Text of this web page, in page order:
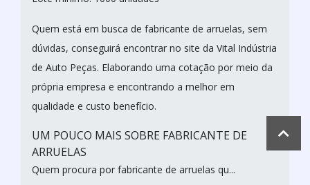
Quem está em busca de fabricante de arruelas, sem
dúvidas, conseguirá encontrar no site da Vital Indústria
de Auto Peças. Elaborando uma cotação por meio da
própria empresa e encontrando a melhor em
qualidade e custo benefício.
UM POUCO MAIS SOBRE FABRICANTE DE
ARRUELAS
Quem procura por fabricante de arruelas qu...